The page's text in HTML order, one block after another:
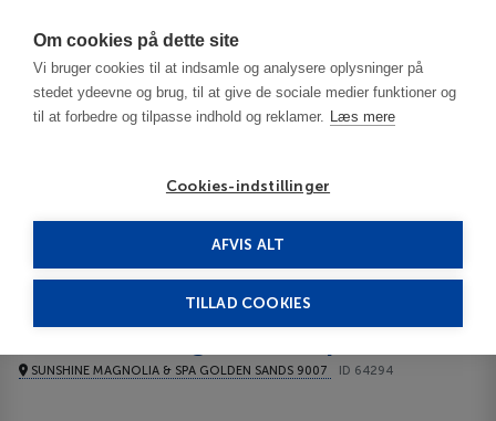
Om cookies på dette site
Vi bruger cookies til at indsamle og analysere oplysninger på
stedet ydeevne og brug, til at give de sociale medier funktioner og
til at forbedre og tilpasse indhold og reklamer. Læs mere
Cookies-indstillinger
AFVIS ALT
TILLAD COOKIES
Varna / Black Sea Resorts
Sunshine Magnolia & Spa 4****
SUNSHINE MAGNOLIA & SPA GOLDEN SANDS 9007 ID 64294